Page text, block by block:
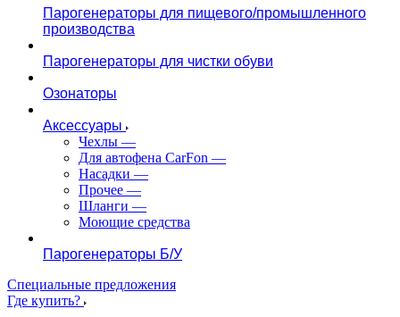
Парогенераторы для пищевого/промышленного
производства
Парогенераторы для чистки обуви
Озонаторы
Аксессуары
Чехлы —
Для автофена CarFon —
Насадки —
Прочее —
Шланги —
Моющие средства
Парогенераторы Б/У
Специальные предложения
Где купить?